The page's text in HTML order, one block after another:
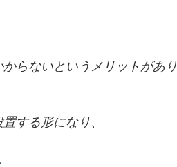
らないというメリットがあり
する形になり、